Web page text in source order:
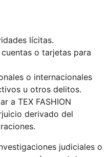
lícitas.
o tarjetas para
o internacionales
u otros delitos.
a TEX FASHION
derivado del
judiciales o